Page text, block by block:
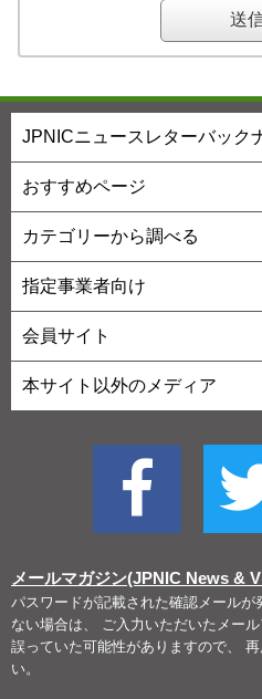
JPNICニュースレターバック
おすすめページ
カテゴリーから調べる
指定事業者向け
会員サイト
本サイト以外のメディア
メールマガジン(JPNIC News &
パスワードが記載された確認メール
ない場合は、 ご入力いただいたメー
誤っていた可能性がありますので、
い。